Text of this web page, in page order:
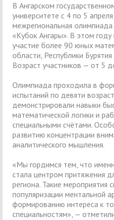
В Ангарском
университете с 4 по 5
межрегиональная
«Кубок Ангары». В этом
участие более 90 юных
области, Республики
Возраст участников — от 5
Олимпиада проходила в
испытаний по девяти
демонстрировали навыки
математической логики и
специальными счётами.
развитию концентрации
аналитического мышления.
«Мы гордимся тем, что
стала центром притяжения
региона. Такие мероприятия
популяризации ментальной
формированию интереса к
специальностям», —